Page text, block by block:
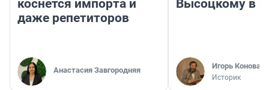
коснется импорта и
даже репетиторов
Анастасия Завгородняя
Высоцкому в
Игорь
Историк